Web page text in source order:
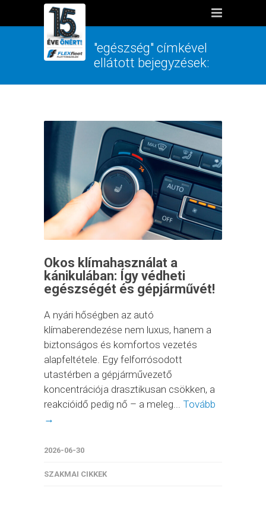
"egészség" címkével
ellátott bejegyzések:
Okos klímahasználat a
kánikulában: Így védheti
egészségét és gépjárművét!
A nyári hőségben az autó
klímaberendezése nem luxus, hanem a
biztonságos és komfortos vezetés
alapfeltétele. Egy felforrósodott
utastérben a gépjárművezető
koncentrációja drasztikusan csökken, a
reakcióidő pedig nő – a meleg... Tovább
→
2026-06-30
SZAKMAI CIKKEK